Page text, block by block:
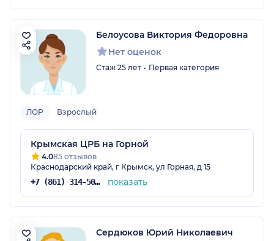
Белоусова Виктория Федоровна
Нет оценок
Стаж 25 лет Первая категория
ЛОР Взрослый
Крымская ЦРБ на Горной
4.085 отзывов
Краснодарский край, г Крымск, ул Горная, д 15
+7 (861) 314-50-00 показать
Сердюков Юрий Николаевич